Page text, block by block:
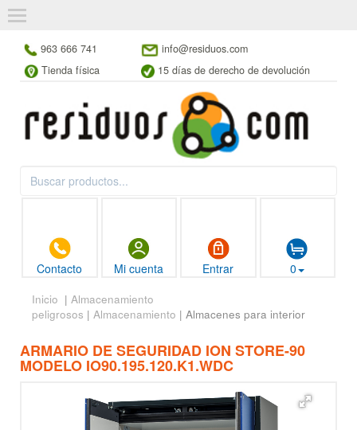
963 666 741
info@residuos.com
Tienda física
15 días de derecho de devolución
Contacto Mi cuenta Entrar 0
Inicio | Almacenamiento
peligrosos | Almacenamiento | Almacenes para interior
ARMARIO DE SEGURIDAD ION STORE-90
MODELO IO90.195.120.K1.WDC